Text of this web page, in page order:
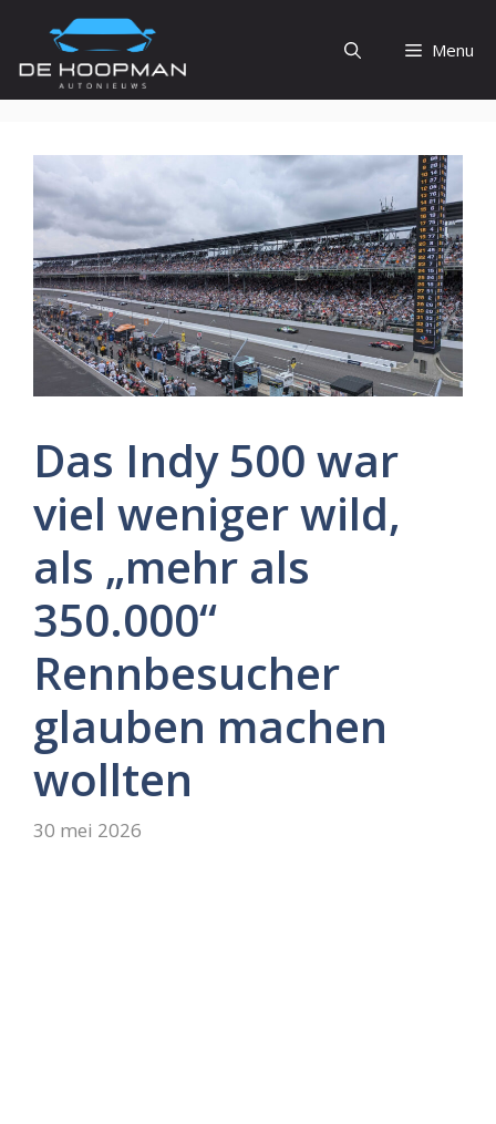
de
inhoud
Menu
Das Indy 500 war
viel weniger wild,
als „mehr als
350.000“
Rennbesucher
glauben machen
wollten
30 mei 2026